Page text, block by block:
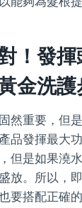
！發
金洗護
然重要，但
品發揮最大
但是如果澆
放。所以，
要搭配正確